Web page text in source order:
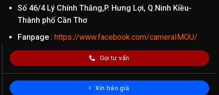
Số 46/4 Lý Chính Thắng,P. Hưng Lợi, Q.Ninh Kiều-
Thành phố Cần Thơ
Fanpage: https://www.facebook.com/cameraIMOU/
Gọi tư vấn
Xin báo giá